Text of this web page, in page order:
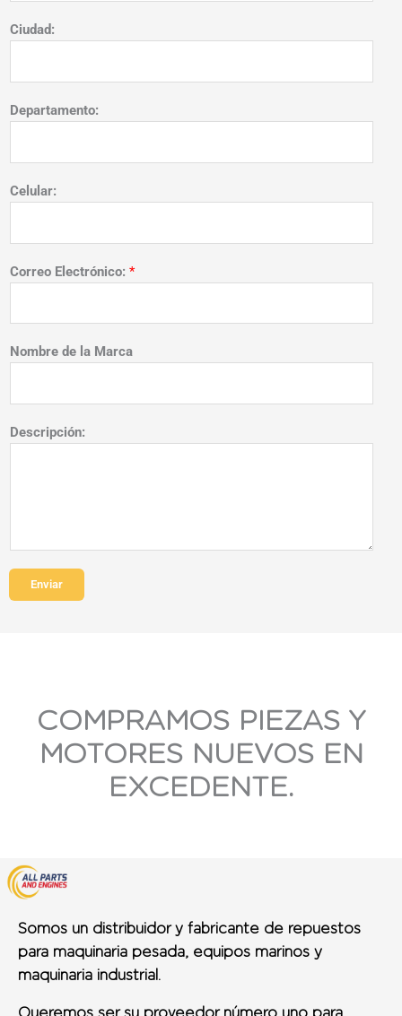
Ciudad:
Departamento:
Celular:
Correo Electrónico: *
Nombre de la Marca
Descripción:
Enviar
COMPRAMOS PIEZAS Y
MOTORES NUEVOS EN
EXCEDENTE.
Somos un distribuidor y fabricante de repuestos
para maquinaria pesada, equipos marinos y
maquinaria industrial.